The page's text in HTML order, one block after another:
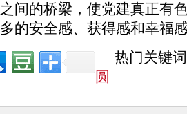
间的桥梁，使党建真正有
的安全感、获得感和幸福
热门关键
圆